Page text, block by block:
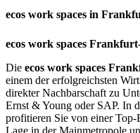
ecos work spaces in
ecos work spaces
Die ecos work spaces
einem der erfolgreichsten
direkter Nachbarschaft zu
Ernst & Young oder SAP. In
profitieren Sie von einer Top-